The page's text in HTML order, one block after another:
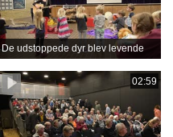
De udstoppede dyr blev levende
02:59